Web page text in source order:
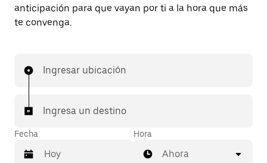
anticipación para que vayan por ti a la hora que más
te convenga.
Ingresar ubicación
Ingresa un destino
Fecha Hora
Ahora